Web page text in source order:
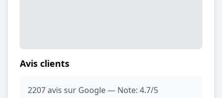
Avis clients
2207 avis sur Google — Note: 4.7/5